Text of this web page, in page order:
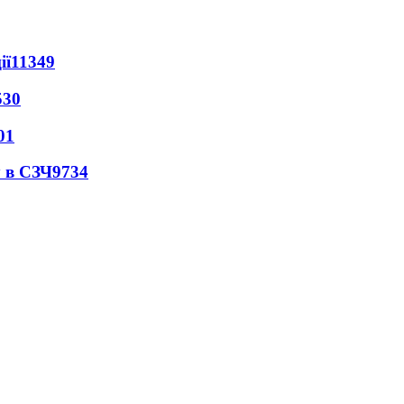
11349
в СЗЧ9734